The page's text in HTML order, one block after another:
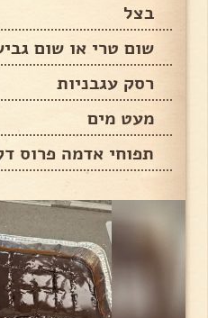
בצל
שום טרי או שום
רסק עגבניות
מעט מים
תפוחי אדמה פרוס